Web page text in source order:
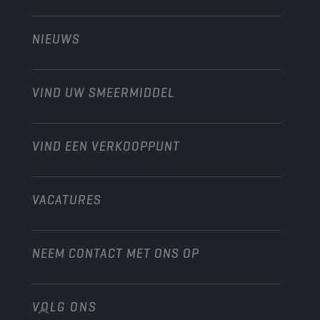
Moto’s & ATV
Industrie
Scheepvaart
Technology
Ontdek onze motorsportpartners
Personenwagens
Motorfiets
Heavy-Duty
NIEUWS
VIND UW SMEERMIDDEL
VIND EEN VERKOOPPUNT
VACATURES
NEEM CONTACT MET ONS OP
info@championlubes.com
VOLG ONS